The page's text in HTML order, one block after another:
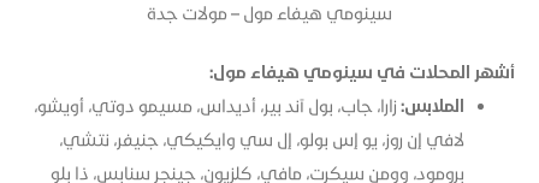
سينومي هيفاء مول – مولات جدة
أشهر المحلات في سينومي هيفاء مول:
الملابس: زارا، جاب، بول آند بير، أديداس، مسيمو دوتي، أويشو،
لافي إن روز، يو إس بولو، إل سي وايكيكي، جنيفر، نتشي،
برومود، وومن سيكرت، مافي، كلزيون، جينجر سنابس، ذا بلو